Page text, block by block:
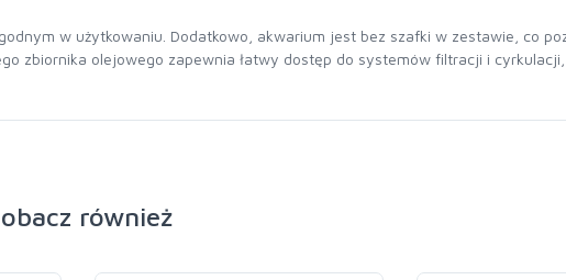
w użytkowaniu. Dodatkowo, akwarium jest bez szafki w zestawie, co
zbiornika olejowego zapewnia łatwy dostęp do systemów filtracji i
również